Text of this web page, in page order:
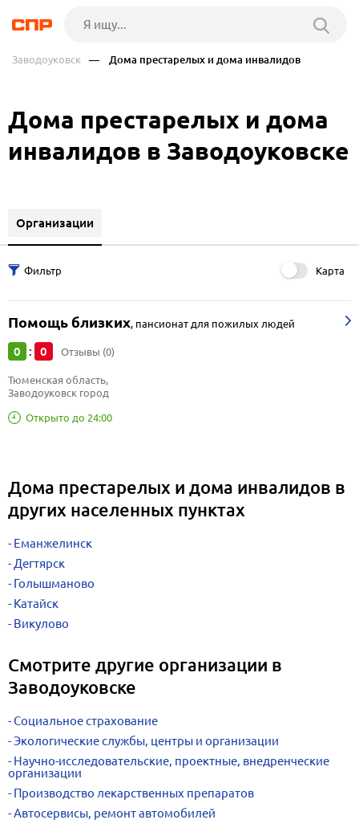
Заводоуковск — Дома престарелых и дома инвалидов
Дома престарелых и дома
инвалидов в Заводоуковске
Организации
Карта
Помощь близких, пансионат для пожилых людей
0 : 0 Отзывы (0)
Открыто до 24:00
Тюменская область,
Заводоуковск город
Дома престарелых и дома инвалидов в
других населенных пунктах
Еманжелинск
Дегтярск
Голышманово
Катайск
Викулово
Смотрите другие организации в
Заводоуковске
Социальное страхование
Экологические службы, центры и организации
Научно-исследовательские, проектные, внедренческие
организации
Производство лекарственных препаратов
Автосервисы, ремонт автомобилей